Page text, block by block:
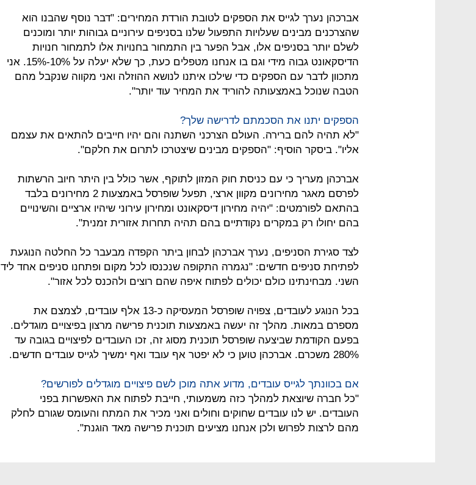
אברכהן נערך לגייס את הספקים לטובת הורדת המחירים: "דבר נוסף שהבנו הוא
שהצרכנים מבינים שעלויות התפעול שלנו בסניפים עירוניים גבוהות יותר ומוכנים
לשלם יותר בסניפים אלו, אבל הפער בין התמחור בחנויות אלו לתמחור חנויות
הדיסקאונט גבוה מידי וגם בו אנחנו מטפלים כעת, כך שלא יעלה על 10%-15%. אני
מתכוון לדבר עם הספקים כדי שילכו איתנו לנושא ההוזלה ואני מקווה שנקבל מהם
הטבה שנוכל באמצעותה להוריד את המחיר עוד יותר".
הספקים יתנו את הסכמתם לדרישה שלך?
"לא תהיה להם ברירה. העולם הצרכני השתנה והם יהיו חייבים להתאים את עצמם
אליו". ביסקר הוסיף: "הספקים מבינים שיצטרכו לתרום את חלקם".
אברכהן מעריך כי עם כניסת חוק המזון לתוקף, אשר כולל בין היתר חיוב הרשתות
לפרסם מאגר מחירונים מקוון ארצי, תפעל שופרסל באמצעות 2 מחירונים בלבד
בהתאם לפורמטים: "יהיה מחירון דיסקאונט ומחירון עירוני שיהיו ארציים והשינויים
בהם יחולו רק במקרים נקודתיים בהם תהיה תחרות אזורית זמנית".
לצד סגירת הסניפים, נערך אברכהן לבחון ביתר הקפדה מבעבר כל החלטה הנוגעת
לפתיחת סניפים חדשים: "נגמרה התקופה שנכנסו לכל מקום ופתחנו סניפים אחד ליד
השני. מבחינתינו כולם יכולים לפתוח איפה שהם רוצים ולהכנס לכל אזור".
בכל הנוגע לעובדים, צפויה שופרסל המעסיקה כ-13 אלף עובדים, לצמצם את
מספרם במאות. מהלך זה יעשה באמצעות תוכנית פרישה מרצון בפיצויים מוגדלים.
בפעם הקודמת שביצעה שופרסל תוכנית מסוג זה, זכו העובדים לפיצויים בגובה עד
280% משכרם. אברכהן טוען כי לא יפטר אף עובד ואף ימשיך לגייס עובדים חדשים.
אם בכוונתך לגייס עובדים, מדוע אתה מוכן לשם פיצויים מוגדלים לפורשים?
"כל חברה שיוצאת למהלך כזה משמעותי, חייבת לפתוח את האפשרות בפני
העובדים. יש לנו עובדים שחוקים וחולים ואני מכיר את המתח והעומס שגורם לחלק
מהם לרצות לפרוש ולכן אנחנו מציעים תוכנית פרישה מאד הוגנת".